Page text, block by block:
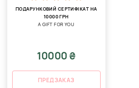
ПОДАРУНКОВИЙ СЕРТИФІКАТ НА
10000 ГРН
A GIFT FOR YOU
10000 ₴
ПРЕДЗАКАЗ